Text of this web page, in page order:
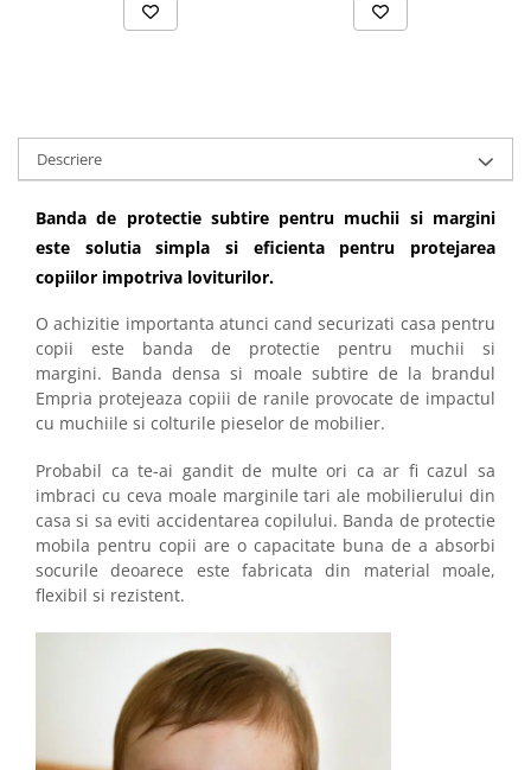
Descriere
Banda de protectie subtire pentru muchii si margini
este solutia simpla si eficienta pentru protejarea
copiilor impotriva loviturilor.
O achizitie importanta atunci cand securizati casa pentru
copii este banda de protectie pentru muchii si
margini. Banda densa si moale subtire de la brandul
Empria protejeaza copiii de ranile provocate de impactul
cu muchiile si colturile pieselor de mobilier.
Probabil ca te-ai gandit de multe ori ca ar fi cazul sa
imbraci cu ceva moale marginile tari ale mobilierului din
casa si sa eviti accidentarea copilului. Banda de protectie
mobila pentru copii are o capacitate buna de a absorbi
socurile deoarece este fabricata din material moale,
flexibil si rezistent.